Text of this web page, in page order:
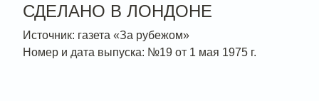
СДЕЛАНО В ЛОНДОНЕ
Источник: газета «За рубежом»
Номер и дата выпуска: №19 от 1 мая 1975 г.